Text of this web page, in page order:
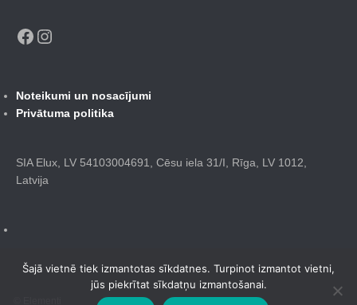
Facebook
Noteikumi un nosacījumi
Privātuma politika
SIA Elux, LV 54103004691, Cēsu iela 31/I, Rīga, LV 1012,
Latvija
Šajā vietnē tiek izmantotas sīkdatnes. Turpinot izmantot vietni,
jūs piekrītat sīkdatņu izmantošanai.